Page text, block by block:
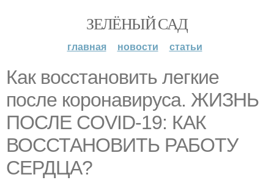
ЗЕЛЁНЫЙ САД
главная новости статьи
Как восстановить легкие
после коронавируса. ЖИЗНЬ
ПОСЛЕ COVID-19: КАК
ВОССТАНОВИТЬ РАБОТУ
СЕРДЦА?